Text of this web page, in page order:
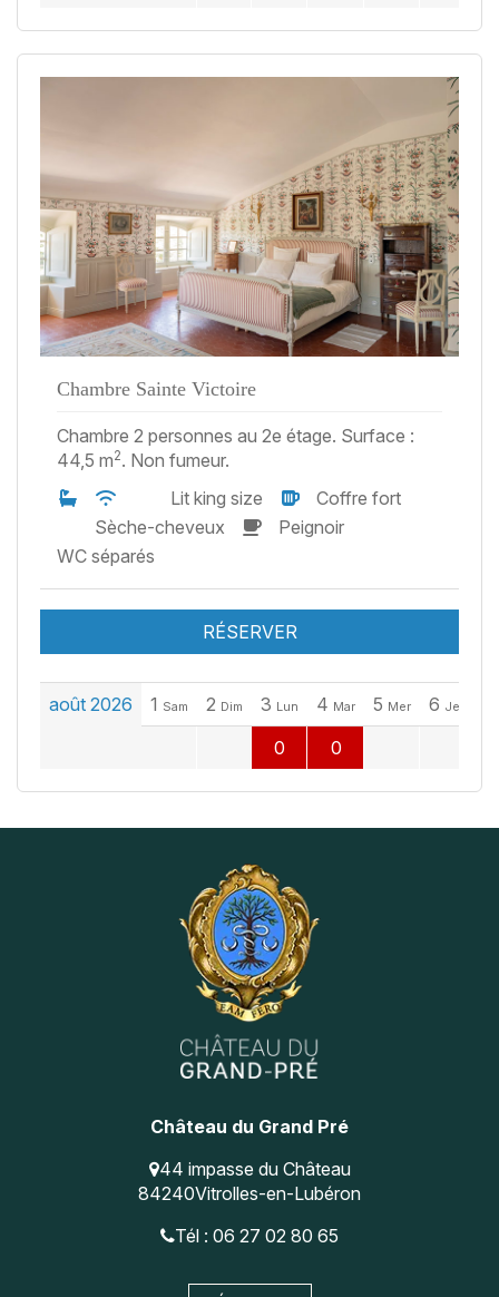
Chambre Sainte Victoire
Chambre 2 personnes au 2e étage. Surface :
44,5 m2. Non fumeur.
Lit king size
Coffre fort
Sèche-cheveux
Peignoir
WC séparés
RÉSERVER
août 2026 1 Sam 2 Dim 3 Lun 4 Mar 5 Mer 6 Jeu
0
0
Château du Grand Pré
44 impasse du Château
84240Vitrolles-en-Lubéron
Tél : 06 27 02 80 65